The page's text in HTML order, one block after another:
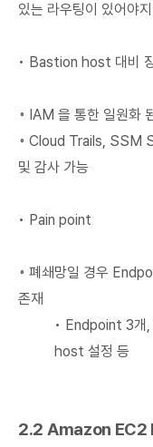
있는 라우팅이 있어야
• Bastion host 대비
◦ IAM 을 통한 일원화
◦ Cloud Trails, SSM
및 감사 가능
• Pain point
◦ 폐쇄망일 경우
존재
• Endpoint 3
host 설정 등
2.2 Amazon